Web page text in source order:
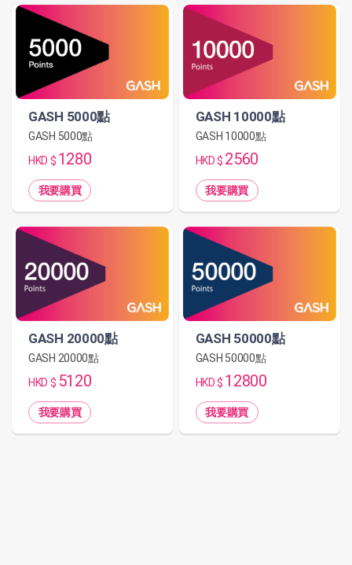
GASH 5000點
GASH 5000點
HKD $ 1280
我要購買
GASH 10000點
GASH 10000點
HKD $ 2560
我要購買
GASH 20000點
GASH 20000點
HKD $ 5120
我要購買
GASH 50000點
GASH 50000點
HKD $ 12800
我要購買